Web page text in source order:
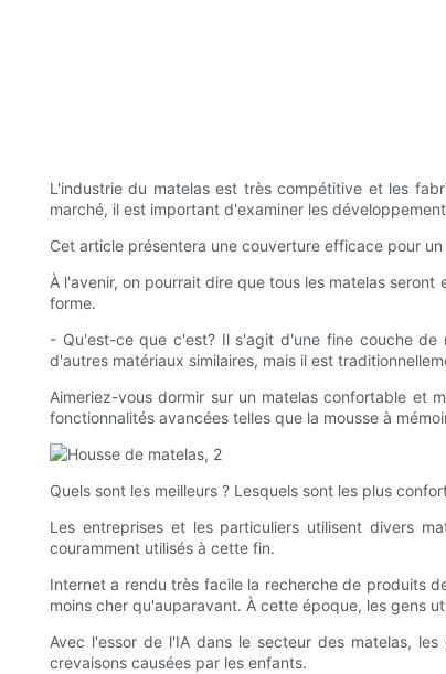
L'industrie du matelas est très compétitive et les
marché, il est important d'examiner les
Cet article présentera une couverture efficace pour
À l'avenir, on pourrait dire que tous les matelas
forme.
- Qu'est-ce que c'est? Il s'agit d'une fine couche de
d'autres matériaux similaires, mais il est
Aimeriez-vous dormir sur un matelas confortable et
fonctionnalités avancées telles que la mousse à
Quels sont les meilleurs ? Lesquels sont les plus
Les entreprises et les particuliers utilisent divers
couramment utilisés à cette fin.
Internet a rendu très facile la recherche de produits
moins cher qu'auparavant. À cette époque, les gens
Avec l'essor de l'IA dans le secteur des matelas,
crevaisons causées par les enfants.